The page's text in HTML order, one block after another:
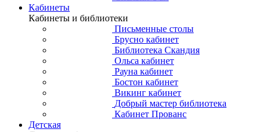
Кабинеты
Кабинеты и библиотеки
Письменные столы
Брусно кабинет
Библиотека Скандия
Ольса кабинет
Рауна кабинет
Бостон кабинет
Викинг кабинет
Добрый мастер библиотека
Кабинет Прованс
Детская